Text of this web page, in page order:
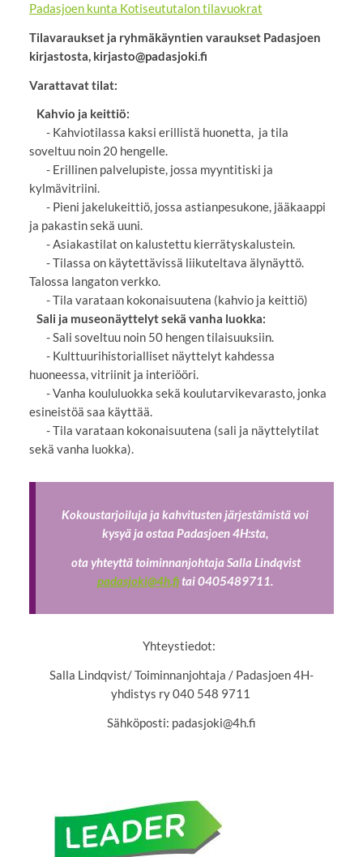
Padasjoen kunta Kotiseututalon tilavuokrat
Tilavaraukset ja ryhmäkäyntien varaukset Padasjoen
kirjastosta, kirjasto@padasjoki.fi
Varattavat tilat:
Kahvio ja keittiö:
- Kahviotilassa kaksi erillistä huonetta, ja tila
soveltuu noin 20 hengelle.
- Erillinen palvelupiste, jossa myyntitiski ja
kylmävitriini.
- Pieni jakelukeittiö, jossa astianpesukone, jääkaappi
ja pakastin sekä uuni.
- Asiakastilat on kalustettu kierrätyskalustein.
- Tilassa on käytettävissä liikuteltava älynäyttö.
Talossa langaton verkko.
- Tila varataan kokonaisuutena (kahvio ja keittiö)
Sali ja museonäyttelyt sekä vanha luokka:
- Sali soveltuu noin 50 hengen tilaisuuksiin.
- Kulttuurihistorialliset näyttelyt kahdessa
huoneessa, vitriinit ja interiööri.
- Vanha koululuokka sekä koulutarvikevarasto, jonka
esineistöä saa käyttää.
- Tila varataan kokonaisuutena (sali ja näyttelytilat
sekä vanha luokka).
Kokoustarjoiluja ja kahvitusten järjestämistä voi
kysyä ja ostaa Padasjoen 4H:sta,
ota yhteyttä toiminnanjohtaja Salla Lindqvist
padasjoki@4h.fitai 0405489711.
Yhteystiedot:
Salla Lindqvist/ Toiminnanjohtaja / Padasjoen 4H-
yhdistys ry 040 548 9711
Sähköposti: padasjoki@4h.fi